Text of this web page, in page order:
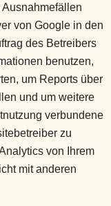
von Google in den
des Betreibers
benutzen,
um Reports über
und um weitere
verbundene
zu
von Ihrem
mit anderen